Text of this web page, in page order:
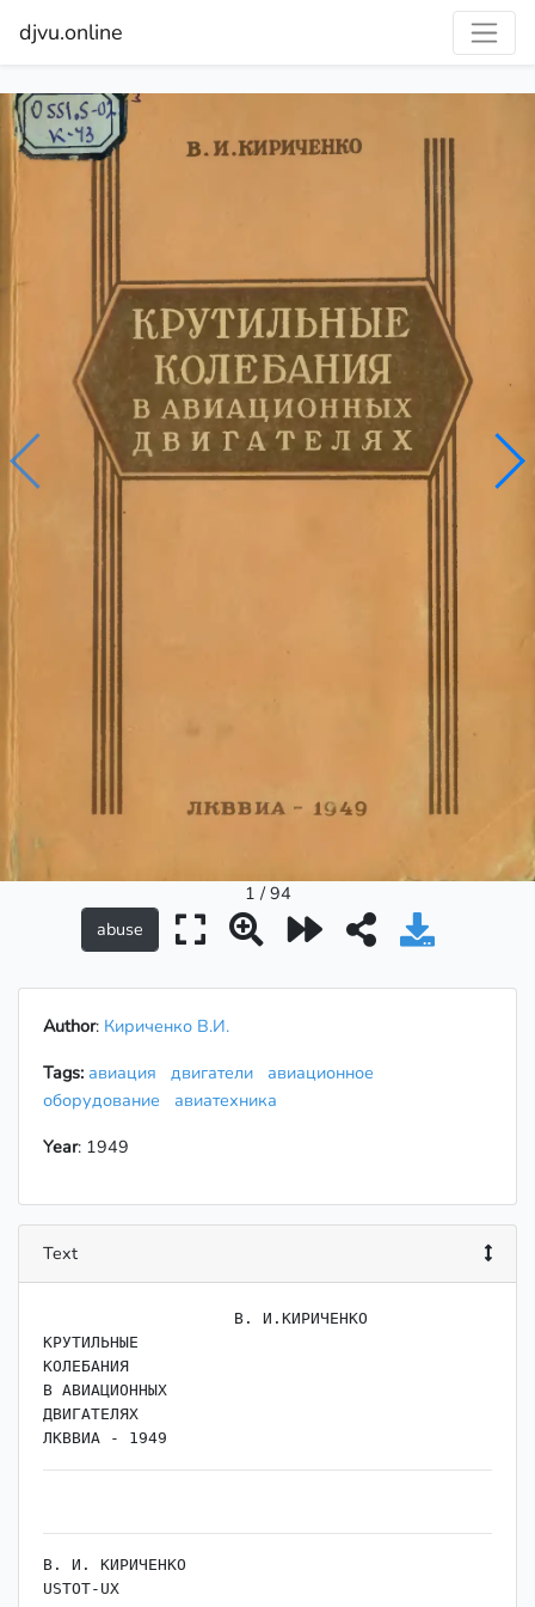
djvu.online
1 / 94
Author: Кириченко В.И.
Tags: авиация двигатели
авиационное
оборудование
авиатехника
Year: 1949
Text
КРУТИЛЬНЫЕ
КОЛЕБАНИЯ
В АВИАЦИОННЫХ
ДВИГАТЕЛЯХ
В. И. КИРИЧЕНКО
USTOT-UX